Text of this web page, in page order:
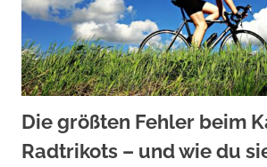
Die größten Fehler beim
Radtrikots – und wie du